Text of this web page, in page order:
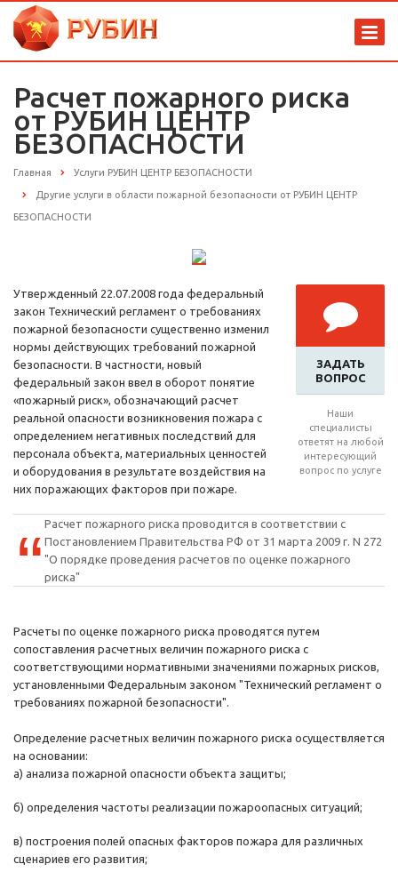
Расчет пожарного риска
от РУБИН ЦЕНТР
БЕЗОПАСНОСТИ
Главная Услуги РУБИН ЦЕНТР БЕЗОПАСНОСТИ
Другие услуги в области пожарной безопасности от РУБИН ЦЕНТР
БЕЗОПАСНОСТИ
ЗАДАТЬ
ВОПРОС
Наши
специалисты
ответят на любой
интересующий
вопрос по услуге
Утвержденный 22.07.2008 года федеральный
закон Технический регламент о требованиях
пожарной безопасности существенно изменил
нормы действующих требований пожарной
безопасности. В частности, новый
федеральный закон ввел в оборот понятие
«пожарный риск», обозначающий расчет
реальной опасности возникновения пожара с
определением негативных последствий для
персонала объекта, материальных ценностей
и оборудования в результате воздействия на
них поражающих факторов при пожаре.
Расчет пожарного риска проводится в соответствии с
Постановлением Правительства РФ от 31 марта 2009 г. N 272
"О порядке проведения расчетов по оценке пожарного
риска"
Расчеты по оценке пожарного риска проводятся путем
сопоставления расчетных величин пожарного риска с
соответствующими нормативными значениями пожарных рисков,
установленными Федеральным законом "Технический регламент о
требованиях пожарной безопасности".
Определение расчетных величин пожарного риска осуществляется
на основании:
а) анализа пожарной опасности объекта защиты;
б) определения частоты реализации пожароопасных ситуаций;
в) построения полей опасных факторов пожара для различных
сценариев его развития;